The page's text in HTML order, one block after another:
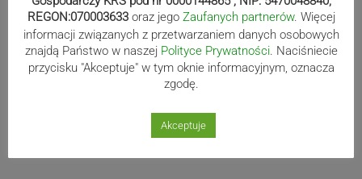
Koszarawie? ZDJĘCIA
Żeglarze znów zawładnęli Jeziorem
Żywieckim. Za nami 32. Memoriał
Adama Banaszka
REGON:070003633 oraz jego Zaufanych partnerów. Więcej
informacji związanych z przetwarzaniem danych osobowych
znajdą Państwo w naszej Polityce Prywatności. Naciśniecie
przycisku "Akceptuje" w tym oknie informacyjnym, oznacza
zgodę.
Akceptuje